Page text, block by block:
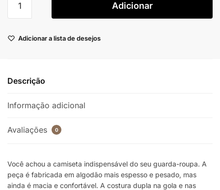
Adicionar
Adicionar a lista de desejos
Descrição
Informação adicional
Avaliações 0
Você achou a camiseta indispensável do seu guarda-roupa. A
peça é fabricada em algodão mais espesso e pesado, mas
ainda é macia e confortável. A costura dupla na gola e nas